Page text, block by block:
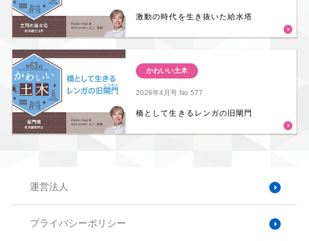
激動の時代を生き抜いた給水塔
かわいい土木
2026年4月号No 577
橋として生きるレンガの旧閘門
運営法人
プライバシーポリシー